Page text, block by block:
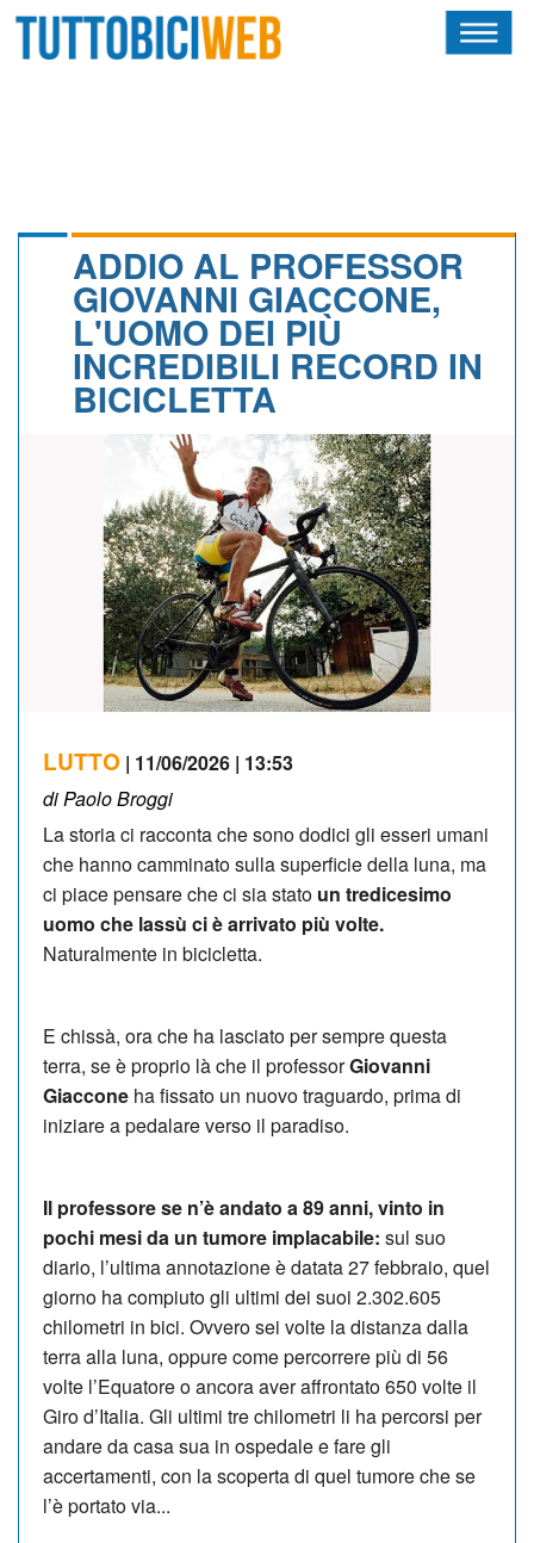
CALENDARIO
ALBI D'ORO
NEWSLETTER
ADDIO AL PROFESSOR
GIOVANNI GIACCONE,
L'UOMO DEI PIÙ
INCREDIBILI RECORD IN
BICICLETTA
LUTTO | 11/06/2026 | 13:53
di Paolo Broggi
La storia ci racconta che sono dodici gli esseri umani
che hanno camminato sulla superficie della luna, ma
ci piace pensare che ci sia stato un tredicesimo
uomo che lassù ci è arrivato più volte.
Naturalmente in bicicletta.
E chissà, ora che ha lasciato per sempre questa
terra, se è proprio là che il professorGiovanni
Giaccone ha fissato un nuovo traguardo, prima di
iniziare a pedalare verso il paradiso.
Il professore se n’è andato a 89 anni, vinto in
pochi mesi da un tumore implacabile: sul suo
diario, l’ultima annotazione è datata 27 febbraio, quel
giorno ha compiuto gli ultimi dei suoi 2.302.605
chilometri in bici. Ovvero sei volte la distanza dalla
terra alla luna, oppure come percorrere più di 56
volte l’Equatore o ancora aver affrontato 650 volte il
Giro d’Italia. Gli ultimi tre chilometri li ha percorsi per
andare da casa sua in ospedale e fare gli
accertamenti, con la scoperta di quel tumore che se
l’è portato via...